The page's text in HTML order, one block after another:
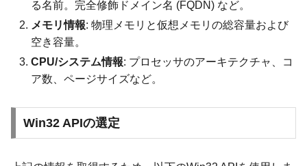
る名前。完全修飾ドメイン名 (FQDN) など。
メモリ情報: 物理メモリと仮想メモリの総容量および
空き容量。
CPU/システム情報: プロセッサのアーキテクチャ、コ
ア数、ページサイズなど。
Win32 APIの選定